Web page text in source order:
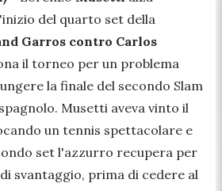
del quarto set della
Garros contro Carlos
il torneo per un problema
la finale del secondo Slam
Musetti aveva vinto il
un tennis spettacolare e
set l'azzurro recupera per
svantaggio, prima di cedere al